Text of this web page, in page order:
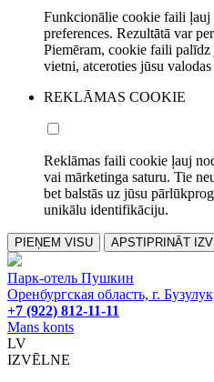
Funkcionālie cookie faili ļauj
preferences. Rezultātā var
Piemēram, cookie faili
vietni, atceroties jūsu valodas
REKLĀMAS COOKIE
Reklāmas faili cookie ļauj
vai mārketinga saturu. Tie
bet balstās uz jūsu
unikālu identifikāciju.
PIEŅEM VISU APSTIPRINĀT
Парк-отель Пушкин
Оренбургская область, г.
+7 (922) 812-11-11
Mans konts
LV
IZVĒLNE